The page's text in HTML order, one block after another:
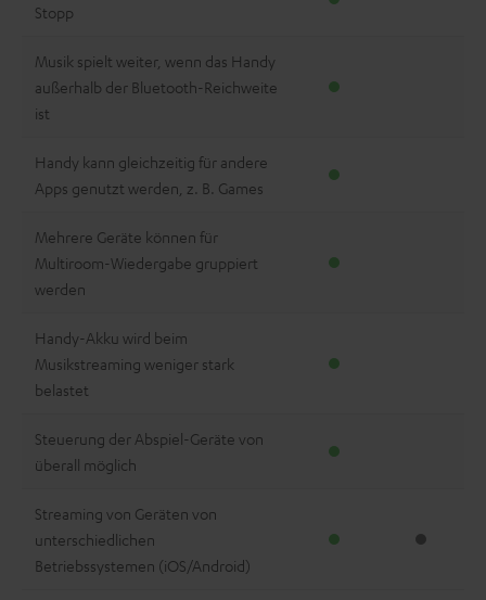
Stopp
Musik spielt weiter, wenn das Handy
außerhalb der Bluetooth-Reichweite
ist
Handy kann gleichzeitig für andere
Apps genutzt werden, z. B. Games
Mehrere Geräte können für
Multiroom-Wiedergabe gruppiert
werden
Handy-Akku wird beim
Musikstreaming weniger stark
belastet
Steuerung der Abspiel-Geräte von
überall möglich
Streaming von Geräten von
unterschiedlichen
Betriebssystemen (iOS/Android)